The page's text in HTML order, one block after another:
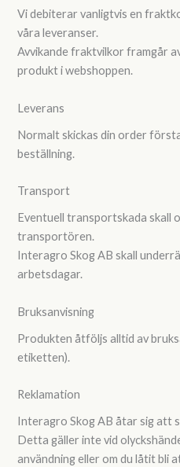
Vi debiterar vanligtvis en
våra leveranser.
Avvikande fraktvilkor framgår
produkt i webshoppen.
Leverans
Normalt skickas din order
beställning.
Transport
Eventuell transportskada skall
transportören.
Interagro Skog AB skall
arbetsdagar.
Bruksanvisning
Produkten åtföljs alltid av
etiketten).
Reklamation
Interagro Skog AB åtar sig att
Detta gäller inte vid
användning eller om du låtit bli